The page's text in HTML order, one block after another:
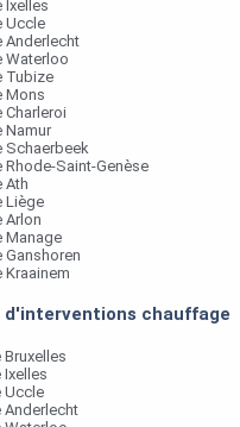
Ixelles
Uccle
Anderlecht
Waterloo
Tubize
Mons
Charleroi
Namur
Schaerbeek
Saint-Genèse
Ath
Liège
Arlon
Manage
d'interventions chauffage
Uccle